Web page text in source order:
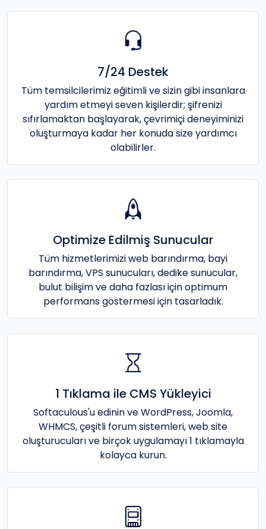
7/24 Destek
Tüm temsilcilerimiz eğitimli ve sizin gibi insanlara
yardım etmeyi seven kişilerdir; şifrenizi
sıfırlamaktan başlayarak, çevrimiçi deneyiminizi
oluşturmaya kadar her konuda size yardımcı
olabilirler.
Optimize Edilmiş Sunucular
Tüm hizmetlerimizi web barındırma, bayi
barındırma, VPS sunucuları, dedike sunucular,
bulut bilişim ve daha fazlası için optimum
performans göstermesi için tasarladık.
1 Tıklama ile CMS Yükleyici
Softaculous'u edinin ve WordPress, Joomla,
WHMCS, çeşitli forum sistemleri, web site
oluşturucuları ve birçok uygulamayı 1 tıklamayla
kolayca kurun.